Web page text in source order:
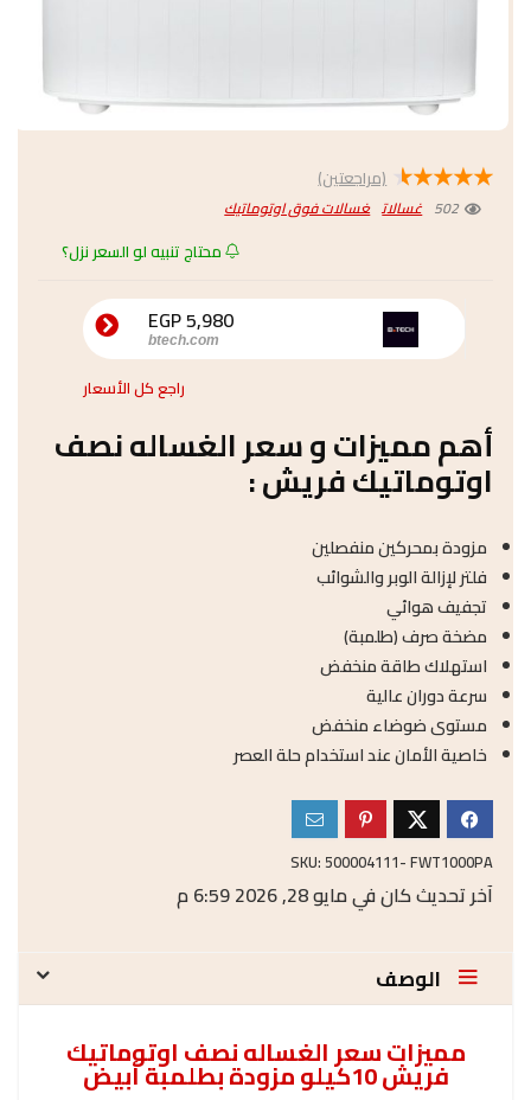
★
★
★
★
★ (مراجعتين)
502 غسالات غسالات فوق اوتوماتيك
محتاج تنبيه لو السعر نزل؟
5,980 EGP
btech.com
راجع كل الأسعار
أهم مميزات و سعر الغساله نصف
اوتوماتيك فريش :
مزودة بمحركين منفصلين
فلتر لإزالة الوبر والشوائب
تجفيف هوائي
مضخة صرف (طلمبة)
استهلاك طاقة منخفض
سرعة دوران عالية
مستوى ضوضاء منخفض
خاصية الأمان عند استخدام حلة العصر
SKU:500004111- FWT1000PA
آخر تحديث كان في مايو 28, 2026 6:59 م
الوصف
مميزات سعر الغساله نصف اوتوماتيك
فريش 10كيلو مزودة بطلمبة أبيض